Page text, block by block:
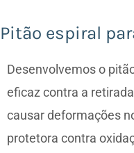
Pitão espiral
Desenvolvemos o
eficaz contra a
causar deformações
protetora contra